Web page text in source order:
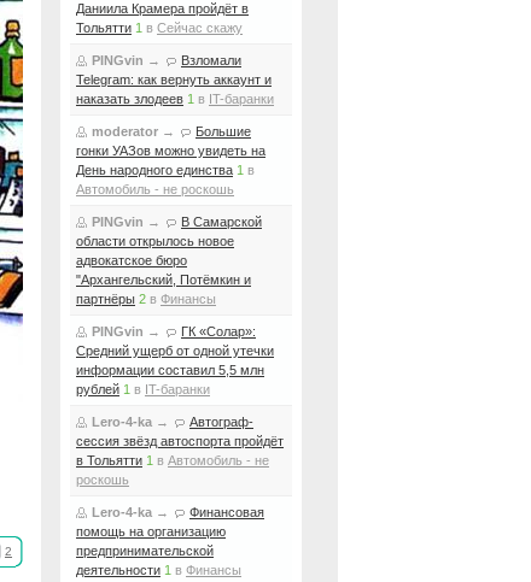
2
Даниила Крамера пройдёт в
Тольятти 1 в Сейчас скажу
PINGvin →
Взломали
Telegram: как вернуть аккаунт и
наказать злодеев 1 в IT-баранки
moderator →
Большие
гонки УАЗов можно увидеть на
День народного единства 1 в
Автомобиль - не роскошь
PINGvin →
В Самарской
области открылось новое
адвокатское бюро
"Архангельский, Потёмкин и
партнёры 2 в Финансы
PINGvin →
ГК «Солар»:
Средний ущерб от одной утечки
информации составил 5,5 млн
рублей 1 в IT-баранки
Lero-4-ka →
Автограф-
сессия звёзд автоспорта пройдёт
в Тольятти 1 в Автомобиль - не
роскошь
Lero-4-ka →
Финансовая
помощь на организацию
предпринимательской
деятельности 1 в Финансы